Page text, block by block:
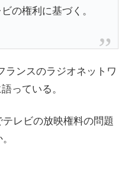
の権利に基づく。
ランスのラジオネットワ
っている。
レビの放映権料の問題